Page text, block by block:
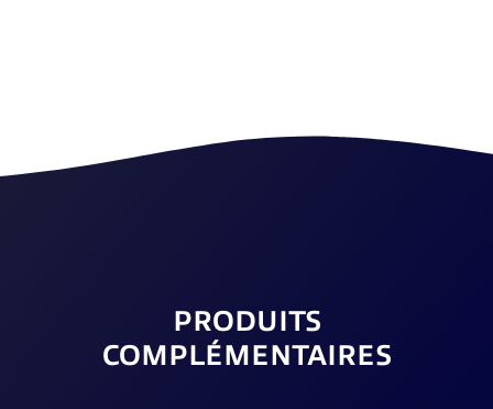
PRODUITS
COMPLÉMENTAIRES